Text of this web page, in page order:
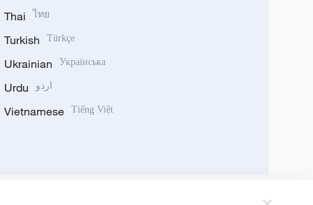
Thai ไทย
Turkish Türkçe
Ukrainian Українська
Urdu اردو
Vietnamese Tiếng Việt